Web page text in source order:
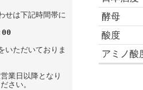
酵母
酸度
アミノ酸
せは下記時間帯に
いただいておりま
業日以降となり
さい。